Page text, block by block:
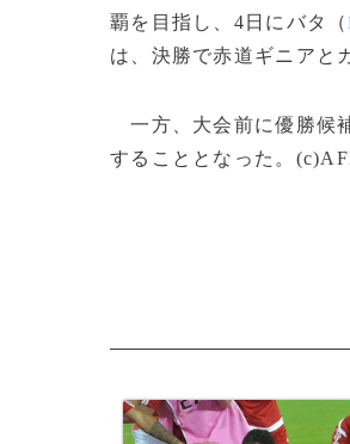
覇を目指し、4日にバタ（
は、決勝で赤道ギニアと
一方、大会前に優勝候
することとなった。